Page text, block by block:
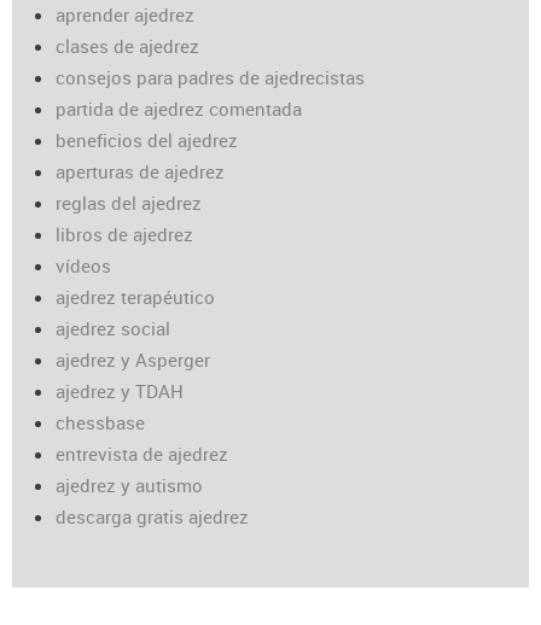
aprender ajedrez
clases de ajedrez
consejos para padres de ajedrecistas
partida de ajedrez comentada
beneficios del ajedrez
aperturas de ajedrez
reglas del ajedrez
libros de ajedrez
vídeos
ajedrez terapéutico
ajedrez social
ajedrez y Asperger
ajedrez y TDAH
chessbase
entrevista de ajedrez
ajedrez y autismo
descarga gratis ajedrez